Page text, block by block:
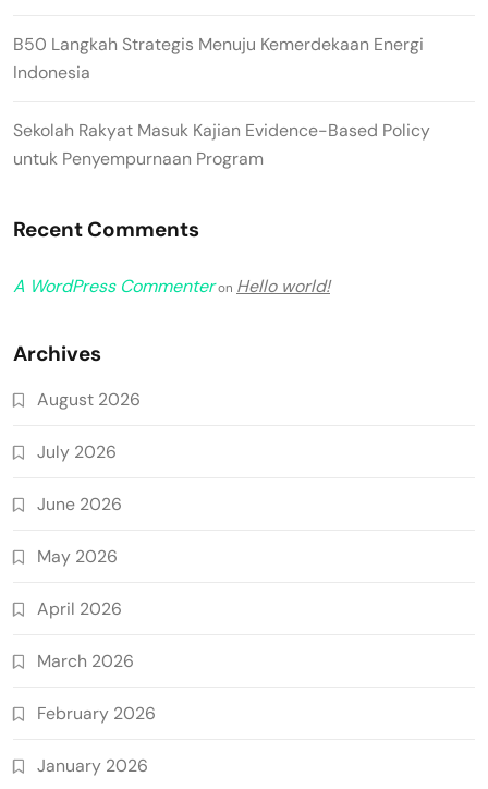
B50 Langkah Strategis Menuju Kemerdekaan Energi
Indonesia
Sekolah Rakyat Masuk Kajian Evidence-Based Policy
untuk Penyempurnaan Program
Recent Comments
A WordPress Commenteron Hello world!
Archives
August 2026
July 2026
June 2026
May 2026
April 2026
March 2026
February 2026
January 2026